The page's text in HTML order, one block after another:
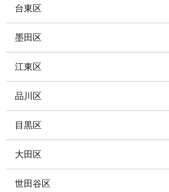
台東区
墨田区
江東区
品川区
目黒区
大田区
世田谷区